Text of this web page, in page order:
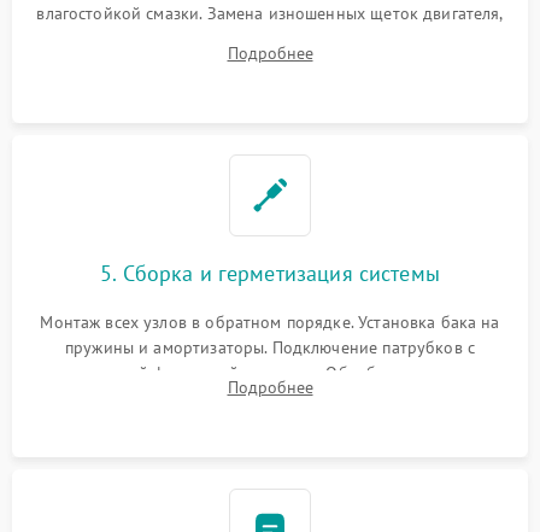
влагостойкой смазки. Замена изношенных щеток двигателя,
или поврежденной резиновой манжеты.
Подробнее
5. Сборка и герметизация системы
Монтаж всех узлов в обратном порядке. Установка бака на
пружины и амортизаторы. Подключение патрубков с
надежной фиксацией хомутами. Обработка стыков
герметиком для предотвращения возможных протечек воды.
Подробнее